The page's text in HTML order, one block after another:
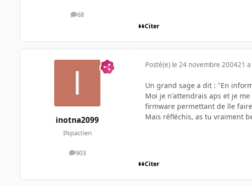
68
messages
Citer
inotna2099
INpactien
903
messages
Posté(e) le 24 novembre 200421 a
Un grand sage a dit : "En
Moi je n'attendrais aps et je
firmware permettant de lle
Mais réfléchis, as tu vraiment
Citer